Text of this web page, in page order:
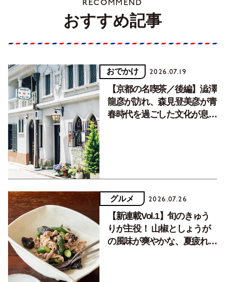
RECOMMEND
おすすめ記事
おでかけ 2026.07.19
【京都の名喫茶／後編】澁澤
龍彦が訪れ、森見登美彦が青
春時代を過ごした文化が息づ
グルメ 2026.07.26
【新連載Vol.1】旬のきゅう
りが主役！ 山椒としょうが
の風味が爽やかな、夏疲れを